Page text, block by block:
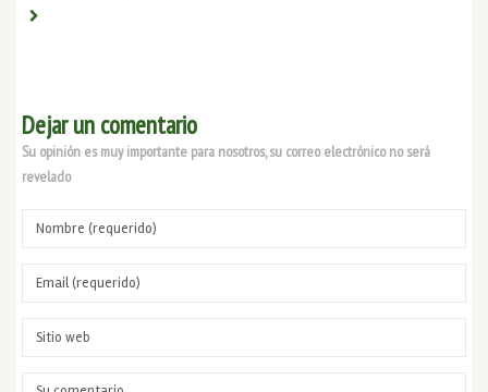
Dejar un comentario
Su opinión es muy importante para nosotros, su correo electrónico no será
revelado